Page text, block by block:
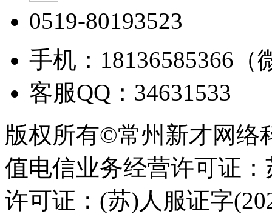
0519-80193523
手机：18136585366（
客服QQ：34631533
版权所有©常州新才网络
值电信业务经营许可证
许可证：(苏)人服证字